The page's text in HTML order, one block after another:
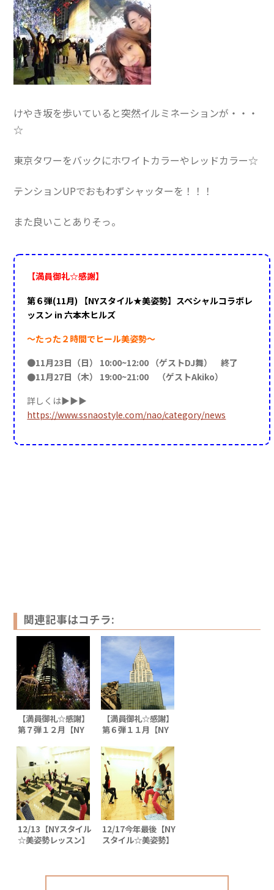
けやき坂を歩いていると突然イルミネーションが・・・
☆
東京タワーをバックにホワイトカラーやレッドカラー☆
テンションUPでおもわずシャッターを！！！
また良いことありそっ。
【満員御礼☆感謝】
第６弾(11月) 【NYスタイル★美姿勢】スペシャルコラボレ
ッスン in 六本木ヒルズ
〜たった２時間でヒール美姿勢〜
●11月23日（日） 10:00~12:00 （ゲストDJ舞） 終了
●11月27日（木） 19:00~21:00 （ゲストAkiko）
詳しくは▶▶▶
https://www.ssnaostyle.com/nao/category/news
関連記事はコチラ:
【満員御礼☆感謝】
第７弾１２月【NY
ラボレッスン】in 六
本木ヒルズ 〜たっ
た２時間でX’mas美
姿勢 〜
【満員御礼☆感謝】
第６弾１１月【NY
ラボレッスン】in 六
本木ヒルズ 〜たっ
た２時間でヒール美
姿勢〜
12/13【NYスタイル
☆美姿勢レッスン】
12/17今年最後【NY
スタイル☆美姿勢】